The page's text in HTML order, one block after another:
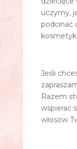
uczymy,
podcinać
Jeśli
Razem
wspierać
włosów